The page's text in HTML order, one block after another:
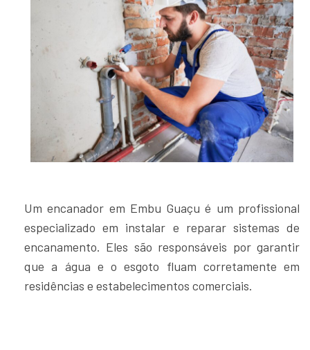
Um encanador em Embu Guaçu é um profissional
especializado em instalar e reparar sistemas de
encanamento. Eles são responsáveis por garantir
que a água e o esgoto fluam corretamente em
residências e estabelecimentos comerciais.